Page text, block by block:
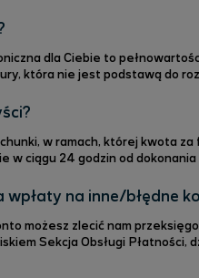
jest zgodny z taryfą o
dla Ciebie to
która nie jest podstawą do
, w apli
w ramach, której kwota
od dokonania transakcji. Co zyskujesz?
w płatnościach. Polkomtel inicju
na inne/błędne
przeksięgowanie wpłaty: pisemnie na adres:
Sekcja Obsługi